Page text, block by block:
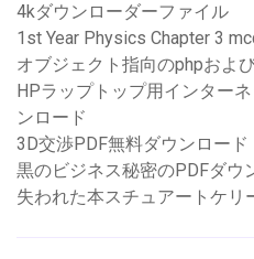
4kダウンローダーファイル
1st Year Physics Chapter 3
オブジェクト指向のphpおよ
HPラップトップ用インター
ンロード
3D交渉PDF無料ダウンロード
黒のビジネス秘密のPDFダウ
失われた本スチュアートケリ